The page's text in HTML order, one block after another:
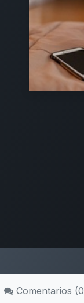
Comentarios (0